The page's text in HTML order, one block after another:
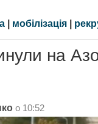
| мобілізація |
на
о 10:52